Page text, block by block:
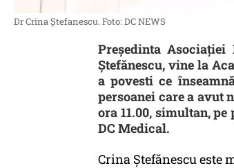
Dr Crina Ștefanescu. Foto: DC NEWS
Președinta
Ștefănescu, vine la
a povesti ce
persoanei care a avut
ora 11.00, simultan,
DC Medical.
Crina Ștefănescu este